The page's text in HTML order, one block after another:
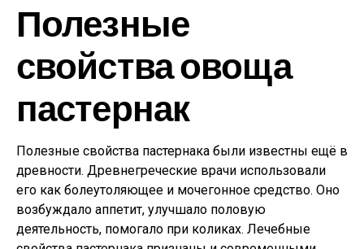
Полезные
свойства овоща
пастернак
Полезные свойства пастернака были известны ещё в
древности. Древнегреческие врачи использовали
его как болеутоляющее и мочегонное средство. Оно
возбуждало аппетит, улучшало половую
деятельность, помогало при коликах. Лечебные